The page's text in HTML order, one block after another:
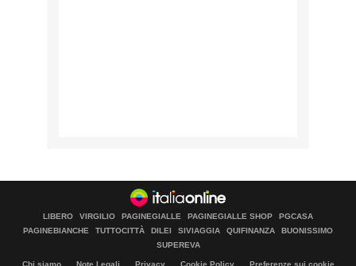
LIBERO VIRGILIO PAGINEGIALLE PAGINEGIALLE SHOP
PGCASA
PAGINEBIANCHE
TUTTOCITTÀ DILEI SIVIAGGIA QUIFINANZA
BUONISSIMO
SUPEREVA
Chi siamo Note Legali Privacy Cookie Policy Preferenze sui cookie